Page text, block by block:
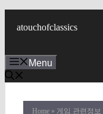
건
너
atouchofclassics
Menu
Home » 게임 관련정보